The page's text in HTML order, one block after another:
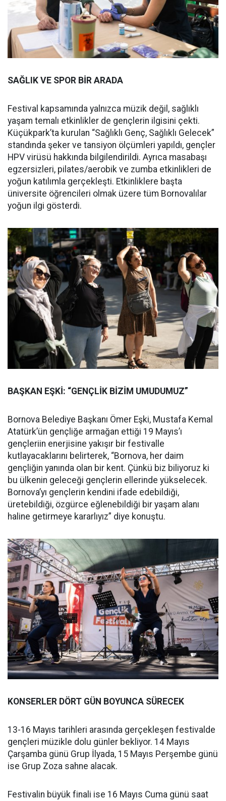
SAĞLIK VE SPOR BİR ARADA
Festival kapsamında yalnızca müzik değil, sağlıklı
yaşam temalı etkinlikler de gençlerin ilgisini çekti.
Küçükpark’ta kurulan “Sağlıklı Genç, Sağlıklı Gelecek”
standında şeker ve tansiyon ölçümleri yapıldı, gençler
HPV virüsü hakkında bilgilendirildi. Ayrıca masabaşı
egzersizleri, pilates/aerobik ve zumba etkinlikleri de
yoğun katılımla gerçekleşti. Etkinliklere başta
üniversite öğrencileri olmak üzere tüm Bornovalılar
yoğun ilgi gösterdi.
BAŞKAN EŞKİ: “GENÇLİK BİZİM UMUDUMUZ”
Bornova Belediye Başkanı Ömer Eşki, Mustafa Kemal
Atatürk’ün gençliğe armağan ettiği 19 Mayıs’ı
gençleriin enerjisine yakışır bir festivalle
kutlayacaklarını belirterek, “Bornova, her daim
gençliğin yanında olan bir kent. Çünkü biz biliyoruz ki
bu ülkenin geleceği gençlerin ellerinde yükselecek.
Bornova’yı gençlerin kendini ifade edebildiği,
üretebildiği, özgürce eğlenebildiği bir yaşam alanı
haline getirmeye kararlıyız” diye konuştu.
KONSERLER DÖRT GÜN BOYUNCA SÜRECEK
13-16 Mayıs tarihleri arasında gerçekleşen festivalde
gençleri müzikle dolu günler bekliyor. 14 Mayıs
Çarşamba günü Grup İlyada, 15 Mayıs Perşembe günü
ise Grup Zoza sahne alacak.
Festivalin büyük finali ise 16 Mayıs Cuma günü saat